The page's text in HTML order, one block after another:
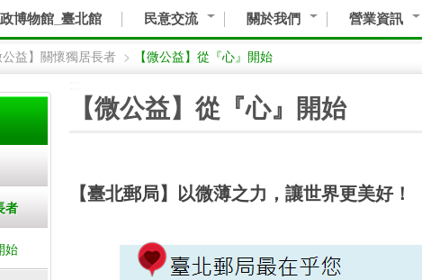
博物館_臺北館 民意交流 關於我們 營業資訊
公益】關懷獨居長者 > 【微公益】從『心』開始
者
始
【微公益】從『心』開始
【臺北郵局】以微薄之力，讓世界更美好！